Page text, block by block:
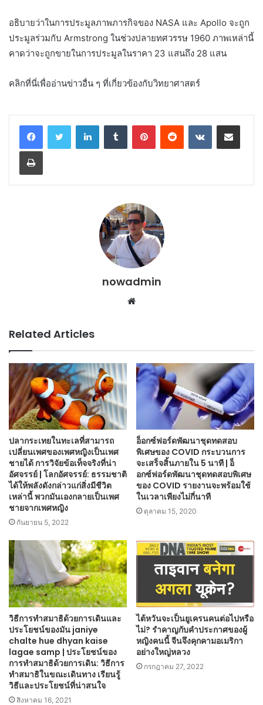
อธิบายว่าในการประมูลภาพภารกิจของ NASA และ Apollo จะถูก
ประมูลร่วมกับ Armstrong ในช่วงปลายทศวรรษ 1960 ภาพเหล่านี้
คาดว่าจะถูกขายในการประมูลในราคา 23 แสนถึง 28 แสน
คลิกที่นี่เพื่ออ่านข่าวอื่น ๆ ที่เกี่ยวข้องกับวิทยาศาสตร์
LinkedInTumblr PinterestReddit VKontakteShare via Email
Print
nowadmin
Website
Related Articles
ปลากระเทยในทะเลที่สามารถ
เปลี่ยนเพศของเพศหญิงเป็นเพศ
ชายได้ การวิจัยข้อเท็จจริงที่น่า
อัศจรรย์ | โลกอัศจรรย์: ธรรมชาติ
ได้ให้พลังดังกล่าวแก่สิ่งมีชีวิต
เหล่านี้ พวกมันเองกลายเป็นเพศ
ชายจากเพศหญิง
กันยายน 5, 2022
อ็อกซ์ฟอร์ดพัฒนาชุดทดสอบ
พิเศษของ COVID กระบวนการ
จะเสร็จสิ้นภายใน 5 นาที | อ็
อกซ์ฟอร์ดพัฒนาชุดทดสอบพิเศษ
ของ COVID รายงานจะพร้อมใช้
ในเวลาเพียงไม่กี่นาที
ตุลาคม 15, 2020
วิธีการทำสมาธิด้วยการเดินและ
ประโยชน์ของมัน janiye
chalte hue dhyan kaise
lagae samp | ประโยชน์ของ
การทำสมาธิด้วยการเดิน: วิธีการ
ทำสมาธิในขณะเดินทาง เรียนรู้
วิธีและประโยชน์ที่น่าสนใจ
สิงหาคม 16, 2021
ไต้หวันจะเป็นยูเครนคนต่อไปหรือ
ไม่? รำคาญกับคำประกาศของผู้
หญิงคนนี้ จีนจึงคุกคามอเมริกา
อย่างใหญ่หลวง
กรกฎาคม 27, 2022